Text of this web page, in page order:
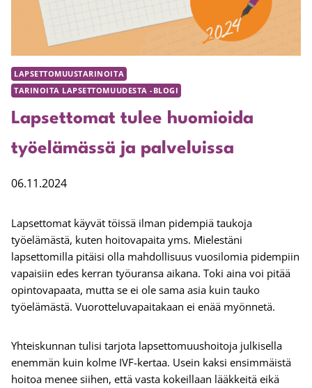
LAPSETTOMUUSTARINOITA
TARINOITA LAPSETTOMUUDESTA -BLOGI
Lapsettomat tulee huomioida
työelämässä ja palveluissa
06.11.2024
Lapsettomat käyvät töissä ilman pidempiä taukoja
työelämästä, kuten hoitovapaita yms. Mielestäni
lapsettomilla pitäisi olla mahdollisuus vuosilomia pidempiin
vapaisiin edes kerran työuransa aikana. Toki aina voi pitää
opintovapaata, mutta se ei ole sama asia kuin tauko
työelämästä. Vuorotteluvapaitakaan ei enää myönnetä.
Yhteiskunnan tulisi tarjota lapsettomuushoitoja julkisella
enemmän kuin kolme IVF-kertaa. Usein kaksi ensimmäistä
hoitoa menee siihen, että vasta kokeillaan lääkkeitä eikä